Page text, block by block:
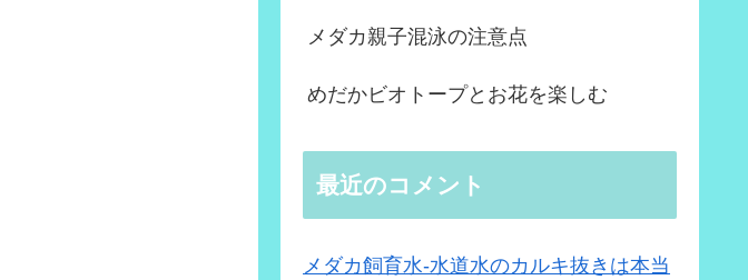
メダカ親子混泳の注意点
めだかビオトープとお花を楽しむ
最近のコメント
メダカ飼育水-水道水のカルキ抜きは本当